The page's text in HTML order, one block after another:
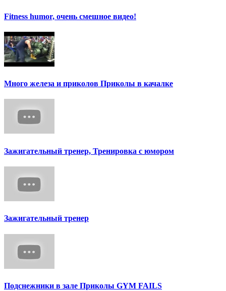
Fitness humor, очень смешное видео!
Много железа и приколов Приколы в качалке
Зажигательный тренер, Тренировка с юмором
Зажигательный тренер
Подснежники в зале Приколы GYM FAILS